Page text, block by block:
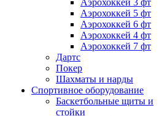
Аэрохоккей 3 фт
Аэрохоккей 5 фт
Аэрохоккей 6 фт
Аэрохоккей 4 фт
Аэрохоккей 7 фт
Дартс
Покер
Шахматы и нарды
Спортивное оборудование
Баскетбольные щиты и
стойки